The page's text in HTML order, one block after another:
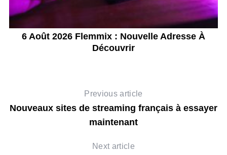
6 Août 2026 Flemmix : Nouvelle Adresse À
Découvrir
Previous article
Nouveaux sites de streaming français à essayer
maintenant
Next article